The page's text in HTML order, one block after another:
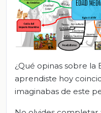
¿Qué opinas sobre la
aprendiste hoy
imaginabas de este